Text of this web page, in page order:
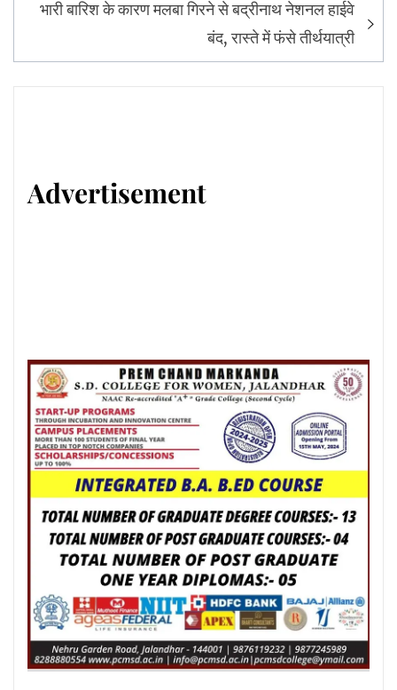
भारी बारिश के कारण मलबा गिरने से बद्रीनाथ नेशनल हाईवे
बंद, रास्ते में फंसे तीर्थयात्री
Advertisement